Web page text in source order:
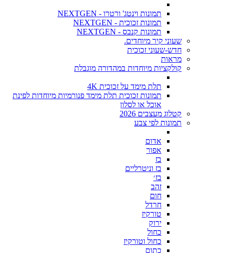
תמונות וינטג' ורטרו - NEXTGEN
תמונות זכוכית - NEXTGEN
תמונות קנבס - NEXTGEN
שעוני קיר מיוחדים.
חדש-שעוני זכוכית
מראות
קולקציות מיוחדות במהדורה מוגבלת
תלת מימד על זכוכית 4K
תמונות זכוכית תלת מימד פנורמיות מיוחדות לפינת
אוכל או לסלון
קטלוג מעצבים 2026
תמונות לפי צבע
אדום
אפור
בז
בז וניטרליים
בז׳
זהב
חום
חרדל
טורקיז
ירוק
כחול
כחול וטורקיז
כתום